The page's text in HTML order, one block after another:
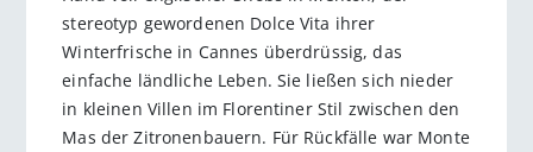
stereotyp gewordenen Dolce Vita ihrer
Winterfrische in Cannes überdrüssig, das
einfache ländliche Leben. Sie ließen sich nieder
in kleinen Villen im Florentiner Stil zwischen den
Mas der Zitronenbauern. Für Rückfälle war Monte